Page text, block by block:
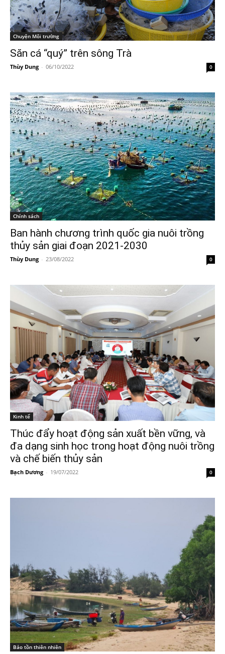
Chuyện Môi trường
Săn cá “quý” trên sông Trà
Thùy Dung - 06/10/2022 0
Chính sách
Ban hành chương trình quốc gia nuôi trồng
thủy sản giai đoạn 2021-2030
Thùy Dung - 23/08/2022 0
Kinh tế
Thúc đẩy hoạt động sản xuất bền vững, và
đa dạng sinh học trong hoạt động nuôi trồng
và chế biến thủy sản
Bạch Dương - 19/07/2022 0
Bảo tồn thiên nhiên